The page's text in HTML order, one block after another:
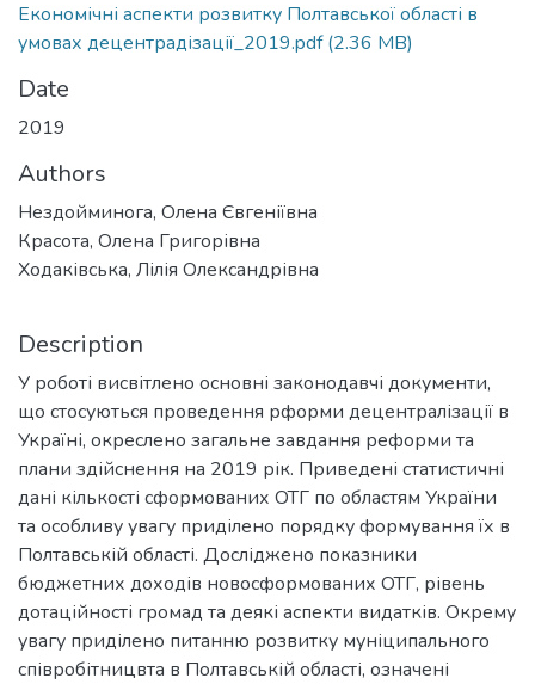
Економічні аспекти розвитку Полтавської області в
умовах децентрадізації_2019.pdf(2.36 MB)
Date
2019
Authors
Нездойминога, Олена Євгеніївна
Красота, Олена Григорівна
Ходаківська, Лілія Олександрівна
Description
У роботі висвітлено основні законодавчі документи,
що стосуються проведення рформи децентралізації в
Україні, окреслено загальне завдання реформи та
плани здійснення на 2019 рік. Приведені статистичні
дані кількості сформованих ОТГ по областям України
та особливу увагу приділено порядку формування їх в
Полтавській області. Досліджено показники
бюджетних доходів новосформованих ОТГ, рівень
дотаційності громад та деякі аспекти видатків. Окрему
увагу приділено питанню розвитку муніципального
співробітницвта в Полтавській області, означені